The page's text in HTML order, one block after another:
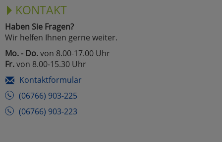
KONTAKT
Haben Sie Fragen?
Wir helfen Ihnen gerne weiter.
Mo. - Do.von 8.00-17.00 Uhr
Fr.von 8.00-15.30 Uhr
Kontaktformular
(06766) 903-225
(06766) 903-223